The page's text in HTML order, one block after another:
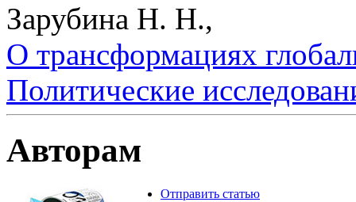
Зарубина Н. Н.,
О трансформациях
Политические
Авторам
Отправить статью